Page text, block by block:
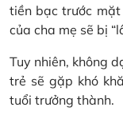
tiền bạc trước
của cha mẹ sẽ bị
Tuy nhiên, không
trẻ sẽ gặp khó
tuổi trưởng thành.